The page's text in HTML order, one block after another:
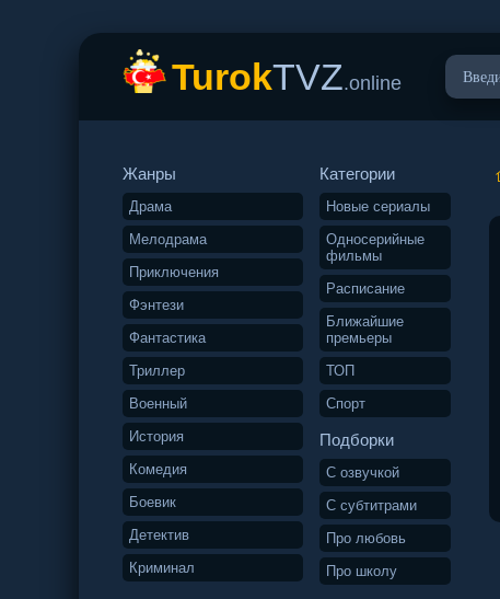
TurokTVZ.online
Жанры
Драма
Мелодрама
Приключения
Фэнтези
Фантастика
Триллер
Военный
История
Комедия
Боевик
Детектив
Криминал
Категории
Новые сериалы
Односерийные
фильмы
Расписание
Ближайшие
премьеры
ТОП
Спорт
Подборки
С озвучкой
С субтитрами
Про любовь
Про школу